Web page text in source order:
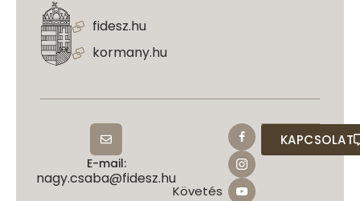
fidesz.hu
kormany.hu
E-mail:
nagy.csaba@fidesz.hu
Követés
KAPCSOLAT